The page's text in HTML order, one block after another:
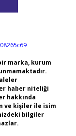
marka, kurum
haber niteliği
hakkında
ve kişiler ile isim
bilgiler